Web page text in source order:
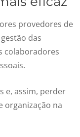
provedores de
das
colaboradores
e, assim, perder
organização na